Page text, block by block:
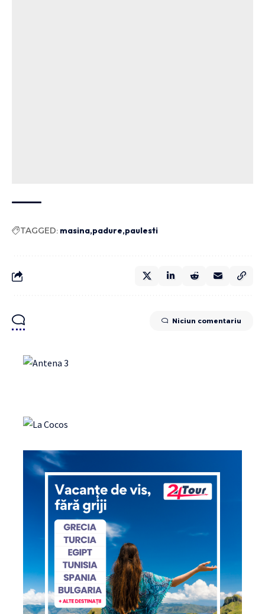
TAGGED: masina padure paulesti
Niciun comentariu